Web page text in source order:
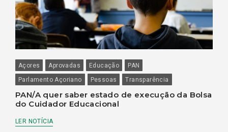
Açores Aprovadas Educação
PAN
Parlamento Açoriano
Pessoas Transparência
PAN/A quer saber estado de execução da Bolsa
do Cuidador Educacional
LER NOTÍCIA